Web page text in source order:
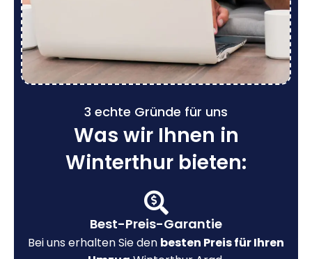
3 echte Gründe für uns
Was wir Ihnen in
Winterthur bieten:
Best-Preis-Garantie
Bei uns erhalten Sie den besten Preis für Ihren